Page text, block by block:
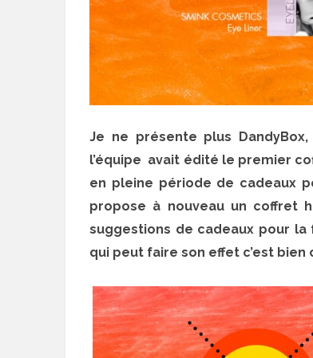
Je ne présente plus
l’équipe avait édité le premier
en pleine période de cadeaux
propose à nouveau un coffret
suggestions de cadeaux pour
qui peut faire son effet c’est bien